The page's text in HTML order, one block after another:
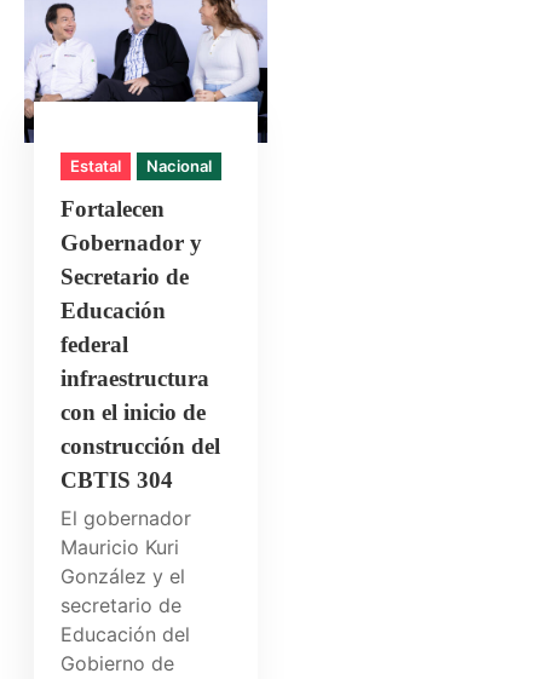
Estatal Nacional
Fortalecen
Gobernador y
Secretario de
Educación
federal
infraestructura
con el inicio de
construcción del
CBTIS 304
El gobernador
Mauricio Kuri
González y el
secretario de
Educación del
Gobierno de